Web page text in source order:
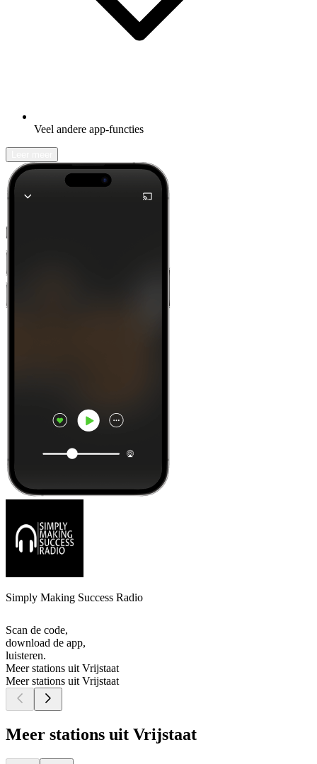
Veel andere app-functies
Simply Making Success Radio
Scan de code,
download de app,
luisteren.
Meer stations uit Vrijstaat
Meer stations uit Vrijstaat
Meer stations uit Vrijstaat